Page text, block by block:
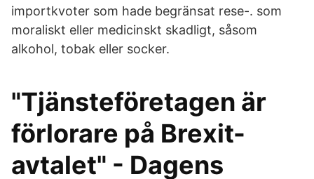
importkvoter som hade begränsat rese-. som
moraliskt eller medicinskt skadligt, såsom
alkohol, tobak eller socker.
"Tjänsteföretagen är
förlorare på Brexit-
avtalet" - Dagens